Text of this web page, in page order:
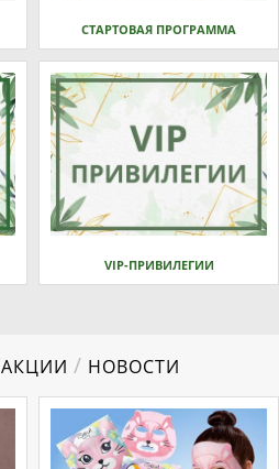
СТАРТОВАЯ ПРОГРАММА
VIP-ПРИВИЛЕГИИ
АКЦИИ / НОВОСТИ